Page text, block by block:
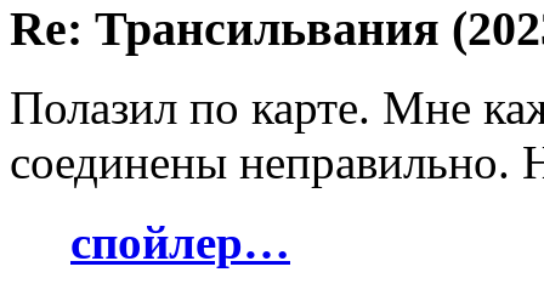
Re: Трансильвания
Полазил по карте. Мне
соединены неправильно.
спойлер…